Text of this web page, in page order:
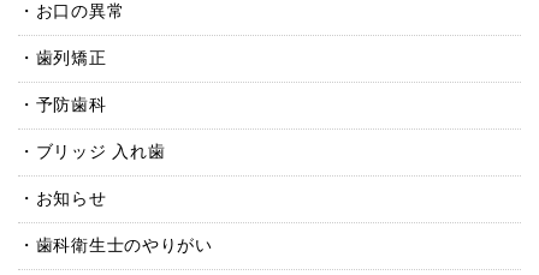
お口の異常
歯列矯正
予防歯科
ブリッジ 入れ歯
お知らせ
歯科衛生士のやりがい